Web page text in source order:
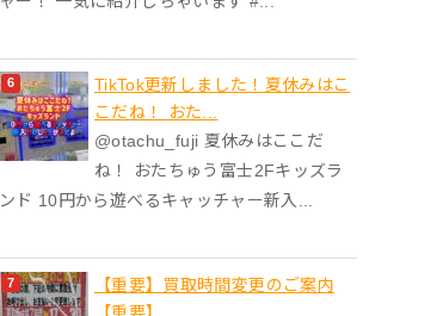
TikTok更新しました！夏休みはこ
こだね！ おた...
@otachu_fuji 夏休みはここだ
ね！ おたちゅう富士2Fキッズラ
ンド 10円から遊べるキャッチャー新入...
【重要】買取時間変更のご案内
【重要】